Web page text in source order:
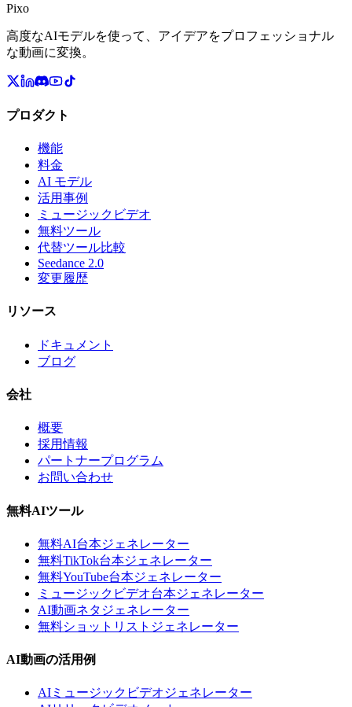
Pixo
高度なAIモデルを使って、アイデアをプロフェッショナル
な動画に変換。
プロダクト
機能
料金
AI モデル
活用事例
ミュージックビデオ
無料ツール
代替ツール比較
Seedance 2.0
変更履歴
リソース
ドキュメント
ブログ
会社
概要
採用情報
パートナープログラム
お問い合わせ
無料AIツール
無料AI台本ジェネレーター
無料TikTok台本ジェネレーター
無料YouTube台本ジェネレーター
ミュージックビデオ台本ジェネレーター
AI動画ネタジェネレーター
無料ショットリストジェネレーター
AI動画の活用例
AIミュージックビデオジェネレーター